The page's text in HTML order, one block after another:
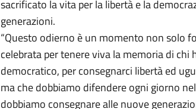
sacrificato la vita per la libertà e la
generazioni.
“Questo odierno è un momento non solo
celebrata per tenere viva la memoria di
democratico, per consegnarci libertà ed
ma che dobbiamo difendere ogni giorno
dobbiamo consegnare alle nuove